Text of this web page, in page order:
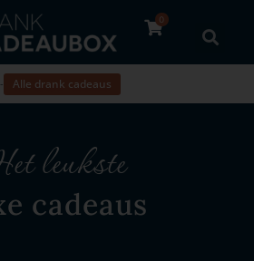
0
Alle drank cadeaus
leukste
cadeaus